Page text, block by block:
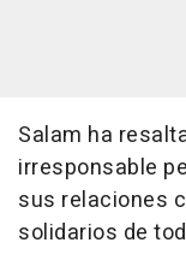
Salam ha
irresponsable
sus relaciones
solidarios de